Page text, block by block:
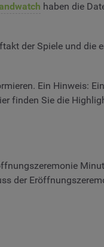
haben die
der Spiele und die
Ein Hinweis:
finden Sie die
der